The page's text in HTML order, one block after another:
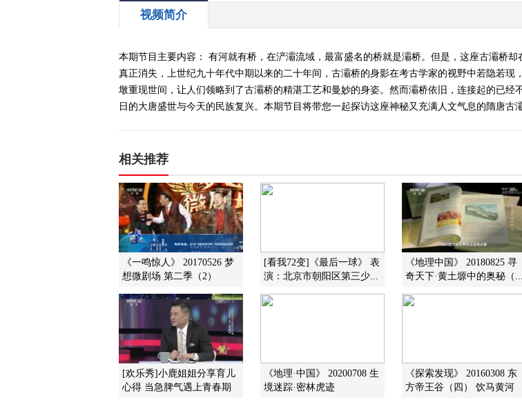
视频简介
本期节目主要内容： 有河就有桥，在浐灞流域，最富盛名的桥就是灞桥。但是，这座古灞桥
真正消失，上世纪九十年代中期以来的二十年间，古灞桥的身影在考古学家的视野中若隐若
墩重现世间，让人们领略到了古灞桥的精湛工艺和曼妙的身姿。然而灞桥依旧，连接起的已
日的大唐盛世与今天的民族复兴。本期节目将带您一起探访这座神秘又充满人文气息的隋唐古
相关推荐
《一鸣惊人》 20170526 梦
想微剧场 第二季（2）
[看我72变]《最后一球》 表
演：北京市朝阳区第三少...
《地理中国》 20180825 寻
奇天下·黄土塬中的奥秘（...
[欢乐秀]小鹿姐姐分享育儿
心得 当急脾气遇上青春期
《地理·中国》 20200708 生
境迷踪·密林虎迹
《探索发现》 20160308 东
方帝王谷（四） 饮马黄河